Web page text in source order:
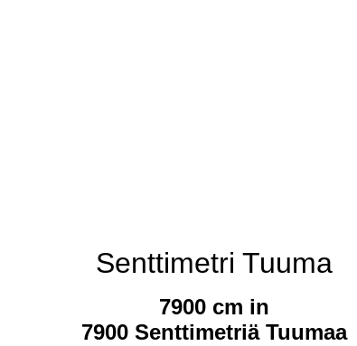
Senttimetri Tuuma
7900 cm in
7900 Senttimetriä Tuumaa